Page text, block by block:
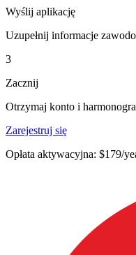
Wyślij aplikację
Uzupełnij informacje
3
Zacznij
Otrzymaj konto i
Zarejestruj się
Opłata aktywacyjna: $179/